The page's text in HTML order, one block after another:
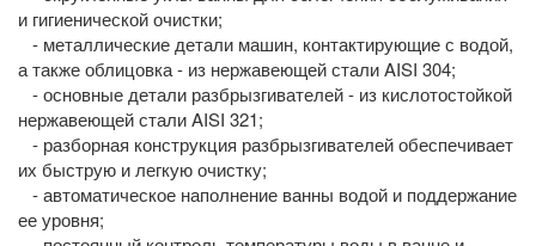
и гигиенической очистки;
- металлические детали машин, контактирующие с водой,
а также облицовка - из нержавеющей стали AISI 304;
- основные детали разбрызгивателей - из кислотостойкой
нержавеющей стали AISI 321;
- разборная конструкция разбрызгивателей обеспечивает
их быструю и легкую очистку;
- автоматическое наполнение ванны водой и поддержание
ее уровня;